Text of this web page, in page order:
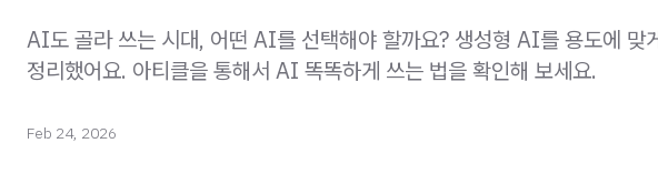
AI도 골라 쓰는 시대, 어떤 AI를 선택해야 할까요? 생성형 AI를 용도에 맞
정리했어요. 아티클을 통해서 AI 똑똑하게 쓰는 법을 확인해 보세요.
Feb 24, 2026